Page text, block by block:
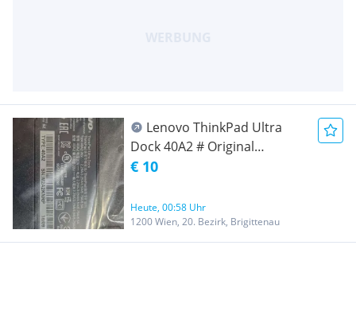
Lenovo ThinkPad Ultra
Dock 40A2 # Original
Dockingstation # neu
€ 10
Heute, 00:58 Uhr
1200 Wien, 20. Bezirk, Brigittenau